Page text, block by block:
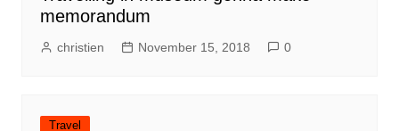
memorandum
christien November 15, 2018 0
Travel